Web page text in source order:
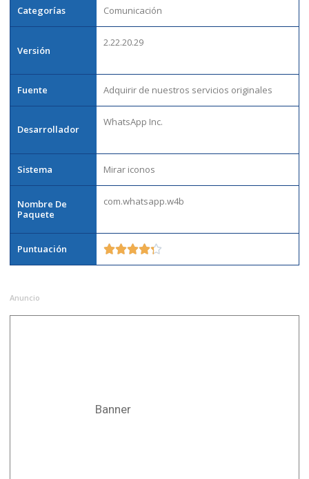
Categorías Comunicación
Versión
2.22.20.29
Fuente Adquirir de nuestros servicios originales
Desarrollador
WhatsApp Inc.
Sistema Mirar iconos
Nombre De
Paquete
com.whatsapp.w4b
Puntuación 
Anuncio
Banner